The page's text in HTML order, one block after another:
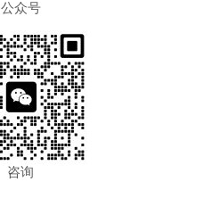
公众号
咨询